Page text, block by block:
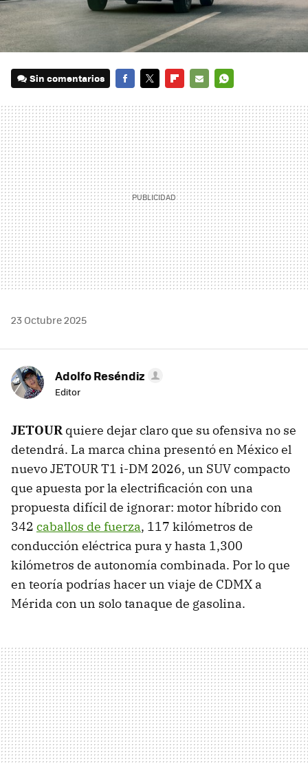
Sin comentarios
MAIL
23 Octubre 2025
Adolfo Reséndiz
Editor
JETOUR quiere dejar claro que su ofensiva no se
detendrá. La marca china presentó en México el
nuevo JETOUR T1 i-DM 2026, un SUV compacto
que apuesta por la electrificación con una
propuesta difícil de ignorar: motor híbrido con
342 caballos de fuerza, 117 kilómetros de
conducción eléctrica pura y hasta 1,300
kilómetros de autonomía combinada. Por lo que
en teoría podrías hacer un viaje de CDMX a
Mérida con un solo tanaque de gasolina.